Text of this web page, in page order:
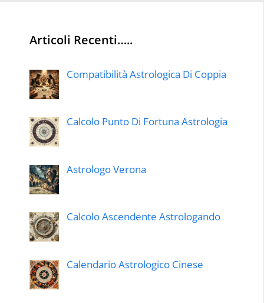
Articoli Recenti…..
Compatibilità Astrologica Di Coppia
Calcolo Punto Di Fortuna Astrologia
Astrologo Verona
Calcolo Ascendente Astrologando
Calendario Astrologico Cinese